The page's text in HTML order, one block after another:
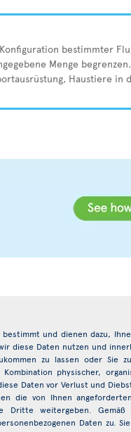
bestimmter
Menge begrenzen.
Haustiere in
und dienen dazu,
diese Daten nutzen und
zu lassen oder Sie
physischer,
Daten vor Verlust und
die von Ihnen
Dritte weitergeben. Gemäß
Daten zu.